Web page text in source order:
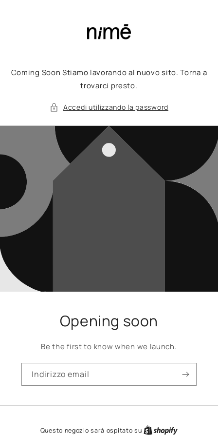
Coming Soon Stiamo lavorando al nuovo sito. Torna a
trovarci presto.
Accedi utilizzando la password
Opening soon
Be the first to know when we launch.
Indirizzo email
Questo negozio sarà ospitato su